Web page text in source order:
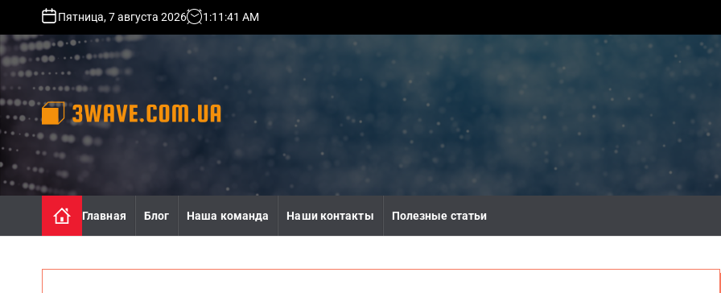
p
o
o
n
t
e
Пятница, 7 августа 2026 1 :11 :43 AM
3
w
a
v
c
Главная Блог Наша команда Наши контакты Полезные статьи